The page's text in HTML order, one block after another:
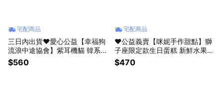
宅配商品
三日內出貨❤️愛心公益【幸福狗
流浪中途協會】紫耳機貓 韓系刺
繡托特包 大容量斜背包 環保防
潑水耐磨布料 可收納 幫助苗栗
$560
宅配商品
❤️公益義賣【咪妮手作甜點】獅
子座限定款生日蛋糕 新鮮水果磅
蛋糕 捐助流浪貓狗協會 星座禮
盒 生日快樂 生日蛋糕 彌月蛋糕
$470